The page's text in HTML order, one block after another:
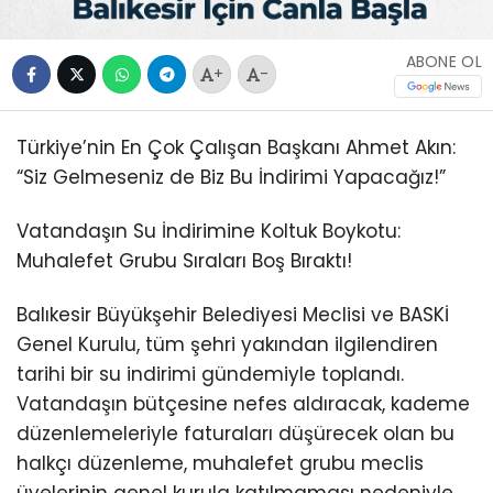
+ -
ABONE OL
Türkiye’nin En Çok Çalışan Başkanı Ahmet Akın:
“Siz Gelmeseniz de Biz Bu İndirimi Yapacağız!”
Vatandaşın Su İndirimine Koltuk Boykotu:
Muhalefet Grubu Sıraları Boş Bıraktı!
Balıkesir Büyükşehir Belediyesi Meclisi ve BASKİ
Genel Kurulu, tüm şehri yakından ilgilendiren
tarihi bir su indirimi gündemiyle toplandı.
Vatandaşın bütçesine nefes aldıracak, kademe
düzenlemeleriyle faturaları düşürecek olan bu
halkçı düzenleme, muhalefet grubu meclis